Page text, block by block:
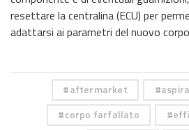
resettare la centralina (ECU) per
adattarsi ai parametri del nuovo
aftermarket
corpo farfallato